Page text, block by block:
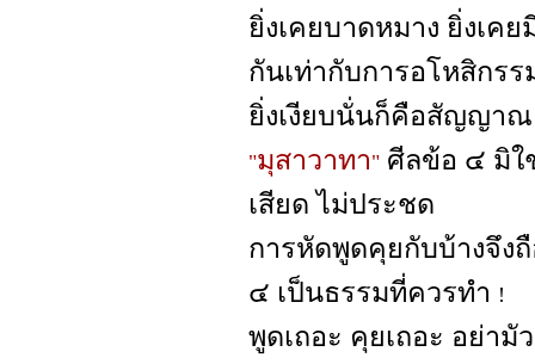
ยิ่งเคยบาดหมาง ยิ่งเค
กันเท่ากับการอโหสิกรร
ยิ่งเงียบนั่นก็คือสัญญา
"มุสาวาทา" ศีลข้อ ๔ มิใ
เสียด ไม่ประชด
การหัดพูดคุยกับบ้างจึง
๔ เป็นธรรมที่ควรทำ !
พูดเถอะ คุยเถอะ อย่า